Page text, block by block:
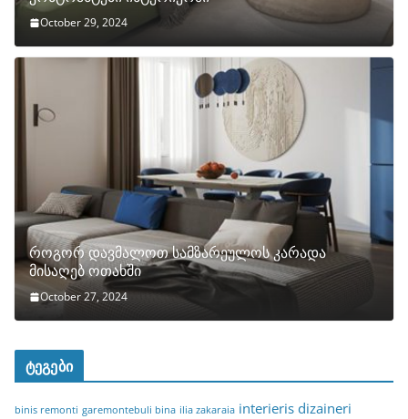
October 29, 2024
როგორ დავმალოთ სამზარეულოს კარადა
მისაღებ ოთახში
October 27, 2024
ტეგები
binis remonti garemontebuli bina ilia zakaraia interieris dizaineri